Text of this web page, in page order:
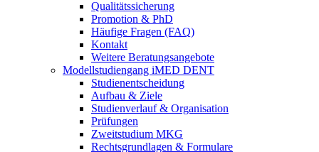
Qualitätssicherung
Promotion & PhD
Häufige Fragen (FAQ)
Kontakt
Weitere Beratungsangebote
Modellstudiengang iMED DENT
Studienentscheidung
Aufbau & Ziele
Studienverlauf & Organisation
Prüfungen
Zweitstudium MKG
Rechtsgrundlagen & Formulare